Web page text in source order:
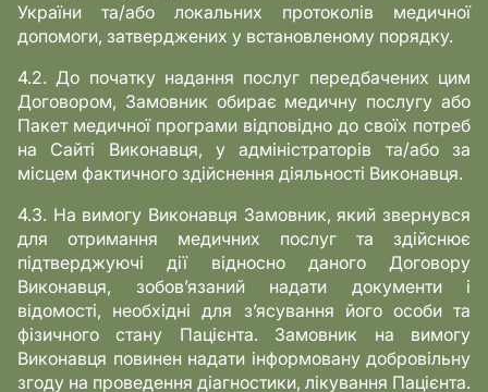
України та/або локальних протоколів медичної
допомоги, затверджених у встановленому порядку.
4.2. До початку надання послуг передбачених цим
Договором, Замовник обирає медичну послугу або
Пакет медичної програми відповідно до своїх потреб
на Сайті Виконавця, у адміністраторів та/або за
місцем фактичного здійснення діяльності Виконавця.
4.3. На вимогу Виконавця Замовник, який звернувся
для отримання медичних послуг та здійснює
підтверджуючі дії відносно даного Договору
Виконавця, зобов’язаний надати документи і
відомості, необхідні для з’ясування його особи та
фізичного стану Пацієнта. Замовник на вимогу
Виконавця повинен надати інформовану добровільну
згоду на проведення діагностики, лікування Пацієнта.